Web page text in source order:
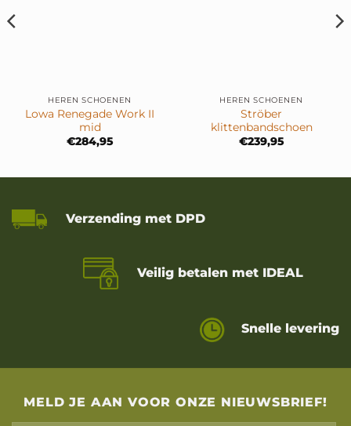
HEREN SCHOENEN
Lowa Renegade Work II
mid
€284,95
HEREN SCHOENEN
Ströber
klittenbandschoen
€239,95
Verzending met DPD
Veilig betalen met IDEAL
Snelle levering
MELD JE AAN VOOR ONZE NIEUWSBRIEF!